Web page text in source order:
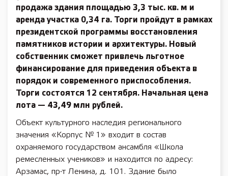
продажа здания площадью 3,3 тыс. кв. м и
аренда участка 0,34 га. Торги пройдут в рамках
президентской программы восстановления
памятников истории и архитектуры. Новый
собственник сможет привлечь льготное
финансирование для приведения объекта в
порядок и современного приспособления.
Торги состоятся 12 сентября. Начальная цена
лота — 43,49 млн рублей.
Объект культурного наследия регионального
значения «Корпус № 1» входит в состав
охраняемого государством ансамбля «Школа
ремесленных учеников» и находится по адресу:
Арзамас, пр-т Ленина, д. 101. Здание было